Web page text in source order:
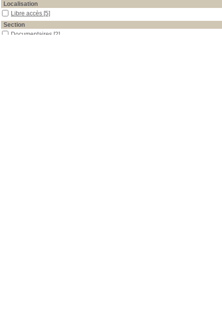
Localisation
Libre accès [5]
Section
Documentaires [2]